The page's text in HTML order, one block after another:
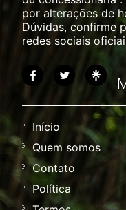
por alterações de
Dúvidas, confirme
redes sociais
Início
Quem somos
Contato
Política